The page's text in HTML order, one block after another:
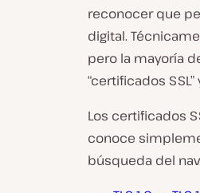
reconocer que
digital.
pero la mayoría
“certificados
Los certificados
conoce
búsqueda del